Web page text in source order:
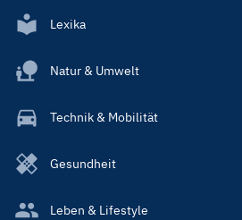
Lexika
Natur & Umwelt
Technik & Mobilität
Gesundheit
Leben & Lifestyle